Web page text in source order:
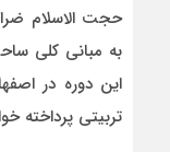
حجت الاسلام
به مبانی کلی
این دوره در
تربیتی پرداخته